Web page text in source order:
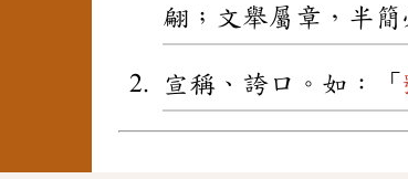
翩；文舉屬章，半簡
宣稱、誇口。如：「